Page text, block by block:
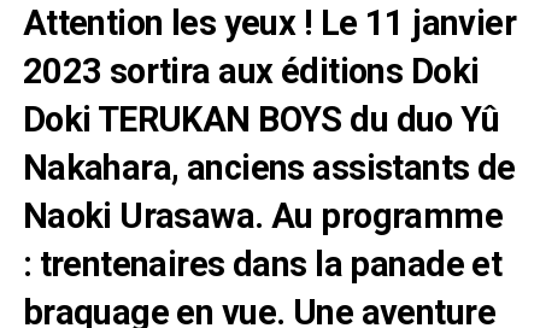
Attention les yeux ! Le 11 janvier
2023 sortira aux éditions Doki
Doki TERUKAN BOYS du duo Yû
Nakahara, anciens assistants de
Naoki Urasawa. Au programme
: trentenaires dans la panade et
braquage en vue. Une aventure